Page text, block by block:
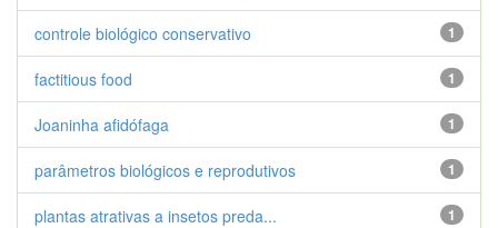
1
controle biológico conservativo
1
factitious food
1
Joaninha afidófaga
1
parâmetros biológicos e reprodutivos
1
plantas atrativas a insetos preda...